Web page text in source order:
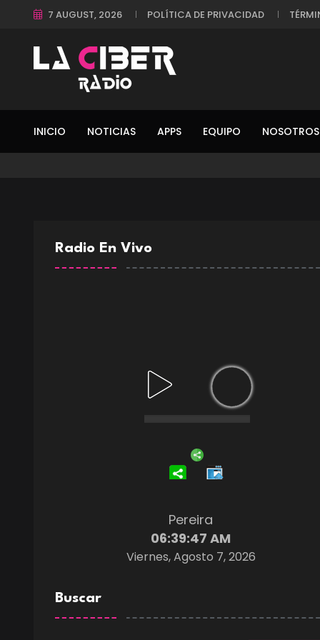
7 AUGUST, 2026 POLÍTICA DE PRIVACIDAD
INICIO NOTICIAS APPS EQUIPO NOSOTROS
Radio En Vivo
Pereira
06:39:48 AM
Viernes, Agosto 7, 2026
Buscar